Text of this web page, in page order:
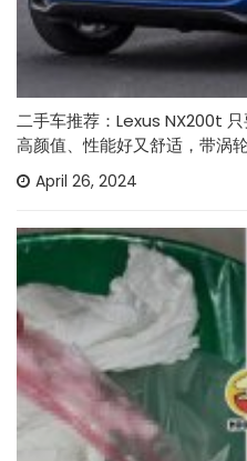
二手车推荐：Lexus NX200t 只
高颜值、性能好又舒适，带涡
April 26, 2024